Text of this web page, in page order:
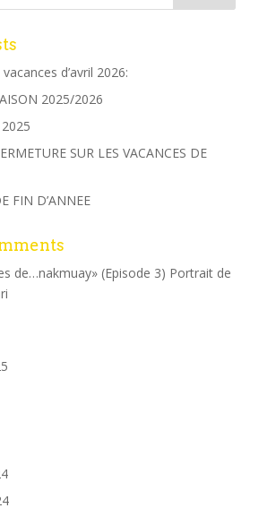
d’avril 2026:
2025/2026
SUR LES VACANCES DE
FIN D’ANNEE
de…nakmuay» (Episode 3) Portrait de